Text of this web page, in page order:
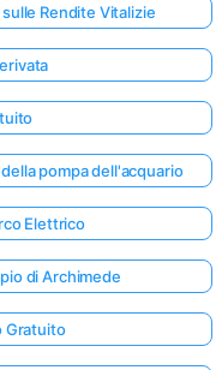
Rendite Vitalizie
pompa dell'acquario
Elettrico
di Archimede
Gratuito